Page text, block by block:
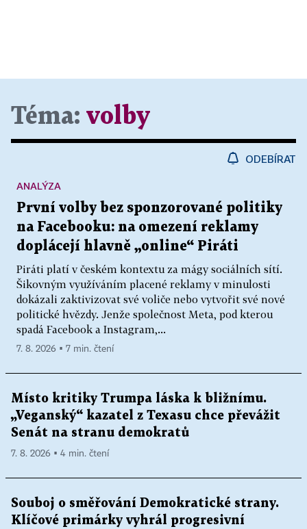
Téma: volby
ODEBÍRAT
První volby bez sponzorované politiky
na Facebooku: na omezení reklamy
doplácejí hlavně „online“ Piráti
Piráti platí v českém kontextu za mágy sociálních sítí.
Šikovným využíváním placené reklamy v minulosti
dokázali zaktivizovat své voliče nebo vytvořit své nové
politické hvězdy. Jenže společnost Meta, pod kterou
spadá Facebook a Instagram,...
ANALÝZA
7. 8. 2026 ▪ 7 min. čtení
Místo kritiky Trumpa láska k bližnímu.
„Veganský“ kazatel z Texasu chce převážit
Senát na stranu demokratů
7. 8. 2026 ▪ 4 min. čtení
Souboj o směřování Demokratické strany.
Klíčové primárky vyhrál progresivní